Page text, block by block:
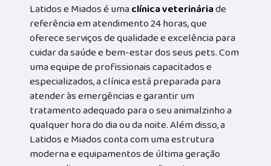
Latidos e Miados é umaclínica veterináriade
referência em atendimento 24 horas, que
oferece serviços de qualidade e excelência para
cuidar da saúde e bem-estar dos seus pets. Com
uma equipe de profissionais capacitados e
especializados, a clínica está preparada para
atender às emergências e garantir um
tratamento adequado para o seu animalzinho a
qualquer hora do dia ou da noite. Além disso, a
Latidos e Miados conta com uma estrutura
moderna e equipamentos de última geração